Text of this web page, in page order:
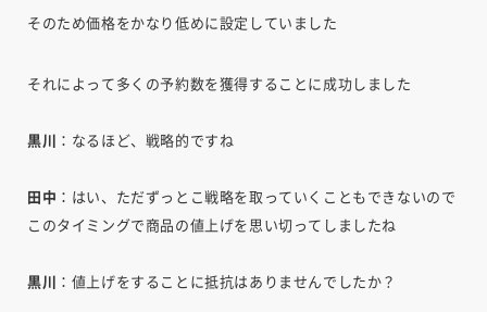
そのため価格をかなり低めに設定していました
それによって多くの予約数を獲得することに成功しました
黒川 ：なるほど、戦略的ですね
田中 ：はい、ただずっとこ戦略を取っていくこともできないので
このタイミングで商品の値上げを思い切ってしましたね
黒川 ：値上げをすることに抵抗はありませんでしたか？